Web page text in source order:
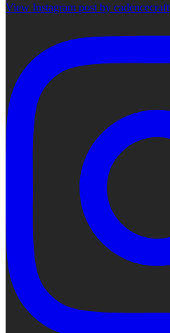
View Instagram post by cadencecraft